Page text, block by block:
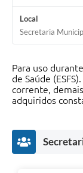
Links
Serviços Online
Enquete
Jornal
SIC
Local
Secretaria
Para uso
de Saúde
corrente,
adquiridos